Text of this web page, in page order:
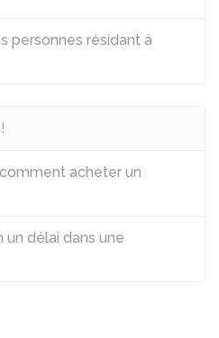
personnes résidant à
acheter un
délai dans une